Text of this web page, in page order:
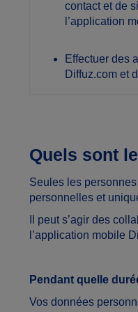
contact et de
l’application
Effectuer des
Diffuz.com et
Quels sont
Seules les
personnelles et
Il peut s’agir des
l’application mobile
Pendant quelle
Vos données